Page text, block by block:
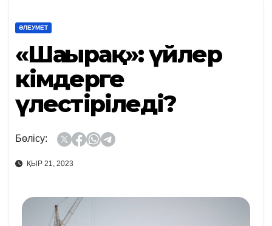
ӘЛЕУМЕТ
«Шаңырақ»: үйлер
кімдерге
үлестіріледі?
Бөлісу:
ҚЫР 21, 2023